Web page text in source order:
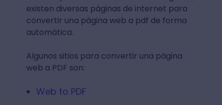
existen diversas páginas de internet para
convertir una página web a pdf de forma
automática.
Algunos sitios para convertir una página
web a PDF son:
Web to PDF